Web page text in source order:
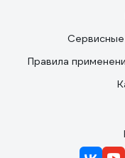
Правила